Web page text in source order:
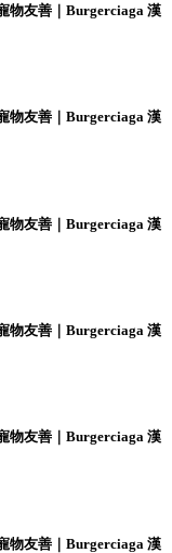
物友善｜Burgerciaga 漢
物友善｜Burgerciaga 漢
物友善｜Burgerciaga 漢
物友善｜Burgerciaga 漢
物友善｜Burgerciaga 漢
物友善｜Burgerciaga 漢